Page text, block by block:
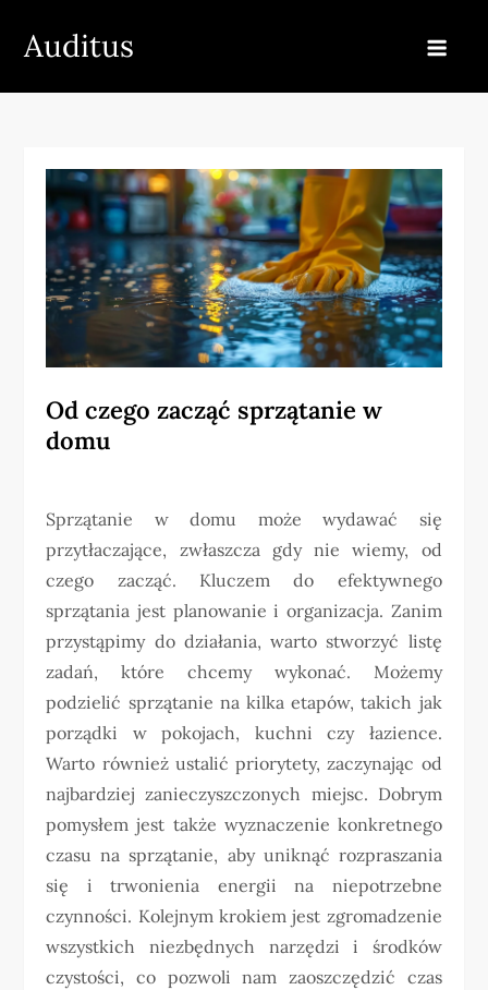
Auditus
Od czego zacząć sprzątanie w
domu
Sprzątanie w domu może wydawać się
przytłaczające, zwłaszcza gdy nie wiemy, od
czego zacząć. Kluczem do efektywnego
sprzątania jest planowanie i organizacja. Zanim
przystąpimy do działania, warto stworzyć listę
zadań, które chcemy wykonać. Możemy
podzielić sprzątanie na kilka etapów, takich jak
porządki w pokojach, kuchni czy łazience.
Warto również ustalić priorytety, zaczynając od
najbardziej zanieczyszczonych miejsc. Dobrym
pomysłem jest także wyznaczenie konkretnego
czasu na sprzątanie, aby uniknąć rozpraszania
się i trwonienia energii na niepotrzebne
czynności. Kolejnym krokiem jest zgromadzenie
wszystkich niezbędnych narzędzi i środków
czystości, co pozwoli nam zaoszczędzić czas